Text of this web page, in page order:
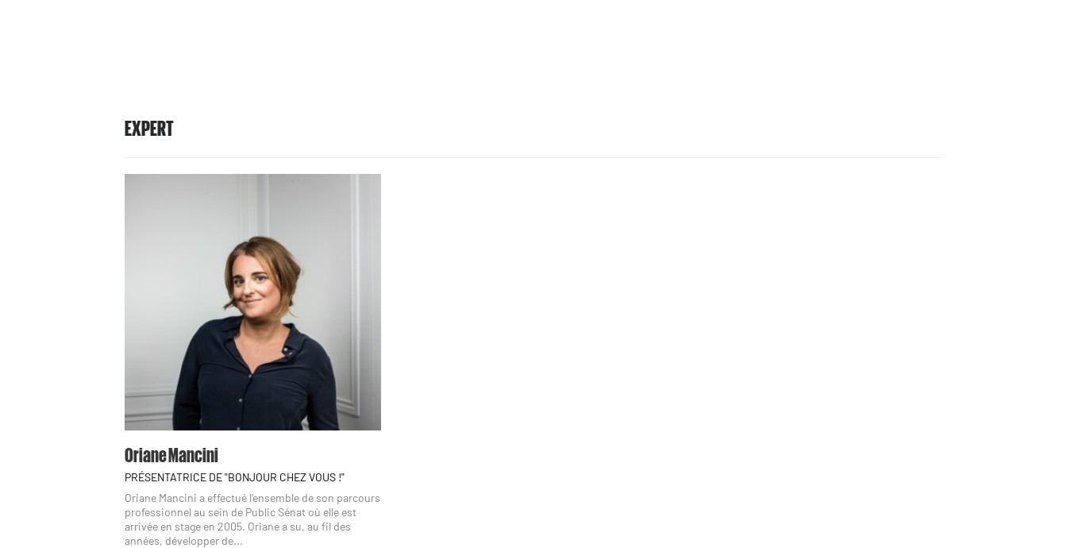
EXPERT
Oriane Mancini
PRÉSENTATRICE DE "BONJOUR CHEZ VOUS !"
Oriane Mancini a effectué l’ensemble de son parcours
professionnel au sein de Public Sénat où elle est
arrivée en stage en 2005. Oriane a su, au fil des
années, développer de...